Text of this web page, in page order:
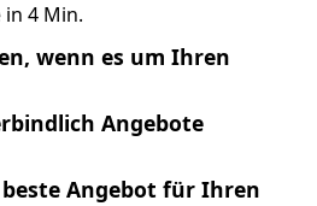
4 Min.
wenn es um Ihren
Angebote
beste Angebot für Ihren